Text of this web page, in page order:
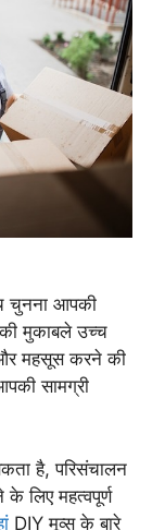
चुनना आपकी
मुकाबले उच्च
महसूस करने की
सामग्री
है, परिसंचालन
लिए महत्वपूर्ण
DIY मूव्स के बारे